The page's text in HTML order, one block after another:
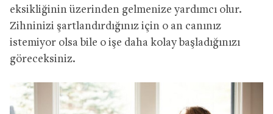
eksikliğinin üzerinden gelmenize yardımcı olur.
Zihninizi şartlandırdığınız için o an canınız
istemiyor olsa bile o işe daha kolay başladığınızı
göreceksiniz.